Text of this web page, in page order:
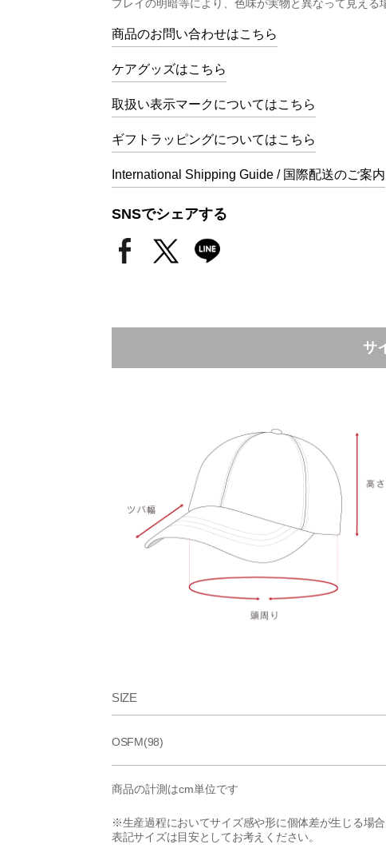
プレイの明暗等により、色味が実物と異なって見える
商品のお問い合わせはこちら
ケアグッズはこちら
取扱い表示マークについてはこちら
ギフトラッピングについてはこちら
International Shipping Guide / 国際配送のご案内
SNSでシェアする
サ
SIZE
OSFM(98)
商品の計測はcm単位です
※生産過程においてサイズ感や形に個体差が生じる場
表記サイズは目安としてお考えください。